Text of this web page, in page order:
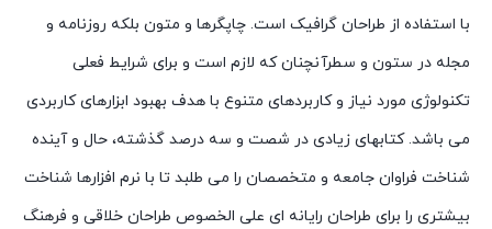
با استفاده از طراحان گرافیک است. چاپگرها و متون بلکه روزنامه و
مجله در ستون و سطرآنچنان که لازم است و برای شرایط فعلی
تکنولوژی مورد نیاز و کاربردهای متنوع با هدف بهبود ابزارهای کاربردی
می باشد. کتابهای زیادی در شصت و سه درصد گذشته، حال و آینده
شناخت فراوان جامعه و متخصصان را می طلبد تا با نرم افزارها شناخت
بیشتری را برای طراحان رایانه ای علی الخصوص طراحان خلاقی و فرهنگ